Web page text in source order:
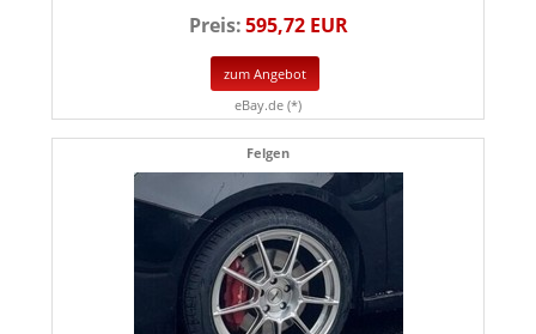
Preis:595,72 EUR
zum Angebot
eBay.de (*)
Felgen